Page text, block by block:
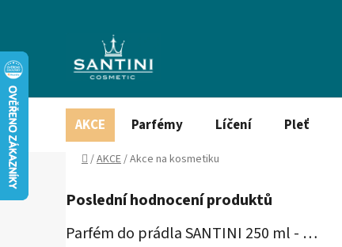
AKCE Parfémy Líčení Pleť
Domů
/AKCE/Akce na kosmetiku
o
s
Poslední hodnocení produktů
Parfém do prádla SANTINI 250 ml - Mystical Vibration